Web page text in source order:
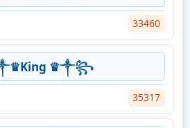
33460
♛༒꧂
35317